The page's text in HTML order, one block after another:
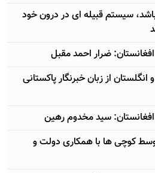
سیستم قبیله ای در درون خود
ضرار احمد مقبل
از زبان خبرنگار پاکستانی
سید مخدوم رهین
کوچی ها با همکاری دولت و